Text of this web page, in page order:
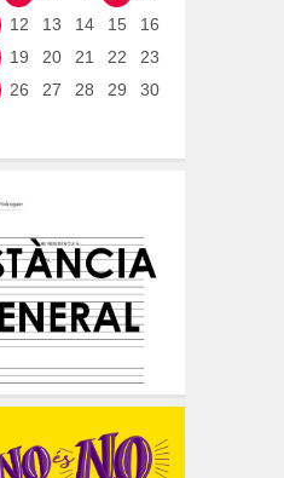
12 13 14 15
16
19 20 21 22
23
26 27 28 29
30